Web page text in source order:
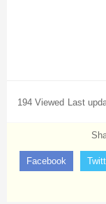
194 Viewed Last
Facebook